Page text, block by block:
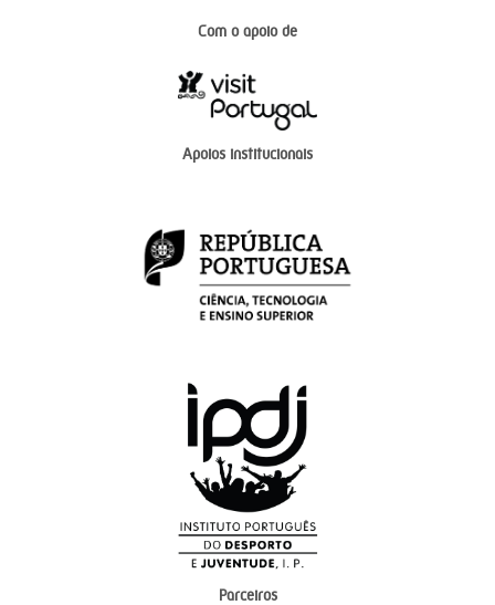
Com o apoio de
Apoios institucionais
Parceiros